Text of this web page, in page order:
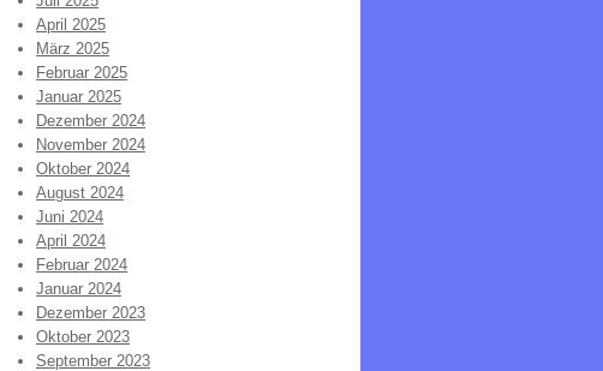
April 2025
März 2025
Februar 2025
Januar 2025
Dezember 2024
November 2024
Oktober 2024
August 2024
Juni 2024
April 2024
Februar 2024
Januar 2024
Dezember 2023
Oktober 2023
September 2023